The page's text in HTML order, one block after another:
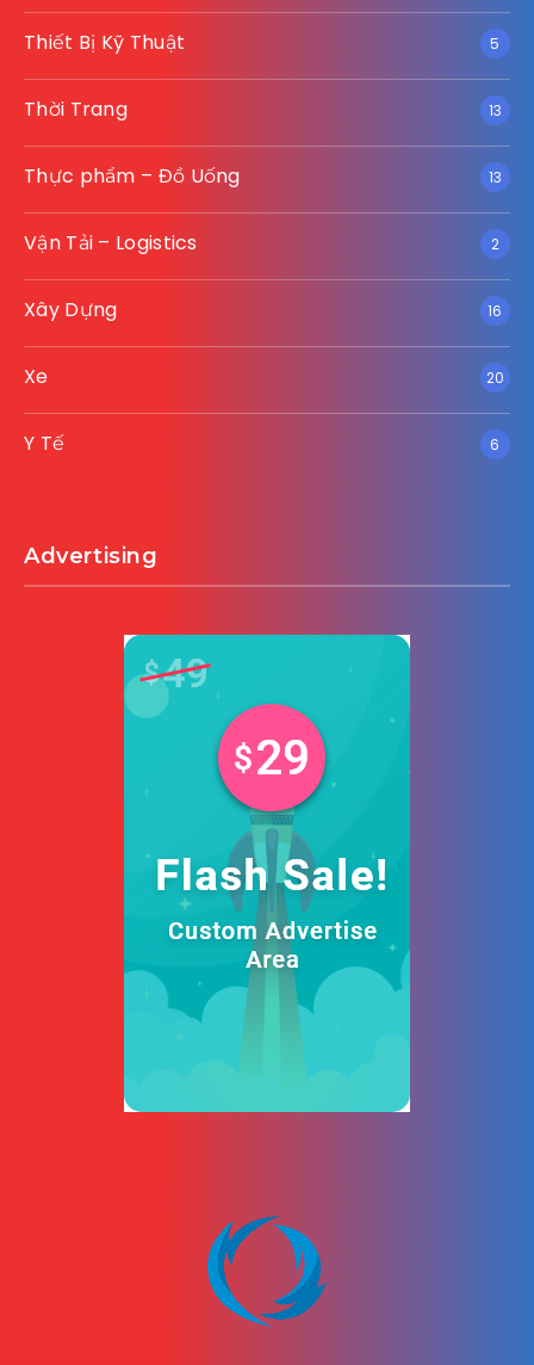
Thiết Bị Kỹ Thuật 5
Thời Trang 13
Thực phẩm – Đồ Uống 13
Vận Tải – Logistics 2
Xây Dựng 16
Xe 20
Y Tế 6
Advertising